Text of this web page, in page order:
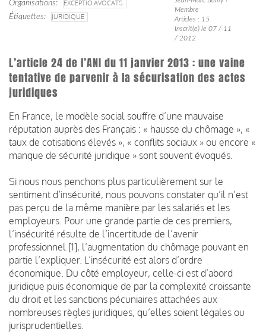
Organisations
EXCEPTIO AVOCATS
Étiquettes
JURIDIQUE
Membre
Articles : 15
Inscrit(e) le 07 / 11
/ 2012
L’article 24 de l’ANI du 11 janvier 2013 : une vaine
tentative de parvenir à la sécurisation des actes
juridiques
En France, le modèle social souffre d’une mauvaise
réputation auprès des Français : « hausse du chômage », «
taux de cotisations élevés », « conflits sociaux » ou encore «
manque de sécurité juridique » sont souvent évoqués.
Si nous nous penchons plus particulièrement sur le
sentiment d’insécurité, nous pouvons constater qu’il n’est
pas perçu de la même manière par les salariés et les
employeurs. Pour une grande partie de ces premiers,
l’insécurité résulte de l’incertitude de l’avenir
professionnel [1], l’augmentation du chômage pouvant en
partie l’expliquer. L’insécurité est alors d’ordre
économique. Du côté employeur, celle-ci est d’abord
juridique puis économique de par la complexité croissante
du droit et les sanctions pécuniaires attachées aux
nombreuses règles juridiques, qu’elles soient légales ou
jurisprudentielles.